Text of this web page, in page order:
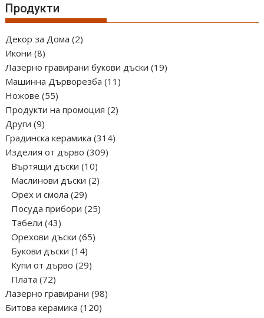
Продукти
Декор за Дома 22
Икони 88
продукта
Лазерно гравирани букови дъски 1919
Машинна Дърворезба 11 11
Ножове 5555
продукта
Продукти на промоция 22
Други 99
продукта
Градинска керамика 314314
Изделия от дърво 309309
Въртящи дъски 1010
продукта
Маслинови дъски 22
Орех и смола 2929
продукта
Посуда прибори 2525
Табели 4343
продукта
Орехови дъски 6565
Букови дъски 1414
продукта
Купи от дърво 2929
Плата 7272
продукта
Лазерно гравирани 9898
Битова керамика 120120